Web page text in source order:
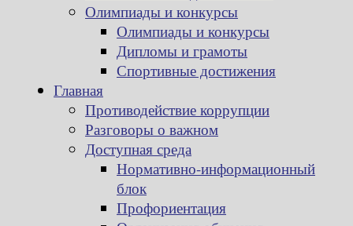
Олимпиады и конкурсы
Олимпиады и конкурсы
Дипломы и грамоты
Спортивные достижения
Главная
Противодействие коррупции
Разговоры о важном
Доступная среда
Нормативно-информационный
блок
Профориентация